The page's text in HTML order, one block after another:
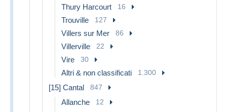
Thury Harcourt 16
Trouville 127
Villers sur Mer 86
Villerville 22
Vire 30
Altri & non classificati 1.300
[15] Cantal 847
Allanche 12